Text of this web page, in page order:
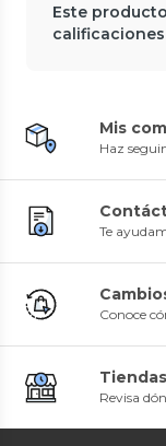
Este
calificaciones
Mis
Haz
Te
Conoce
Revisa